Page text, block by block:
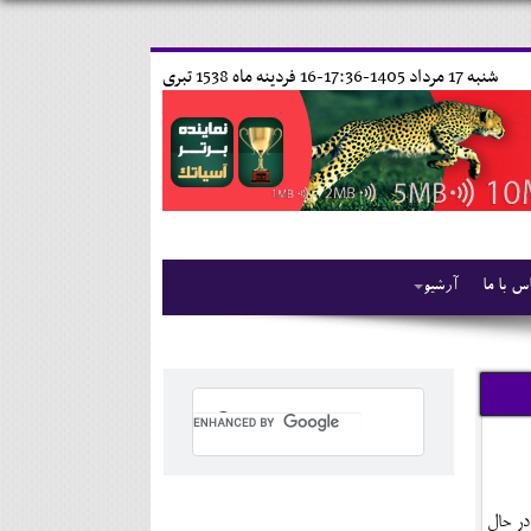
16 فردينه ماه 1538 تبری شنبه 17 مرداد 1405-17:36-
آرشیو با ما
حال